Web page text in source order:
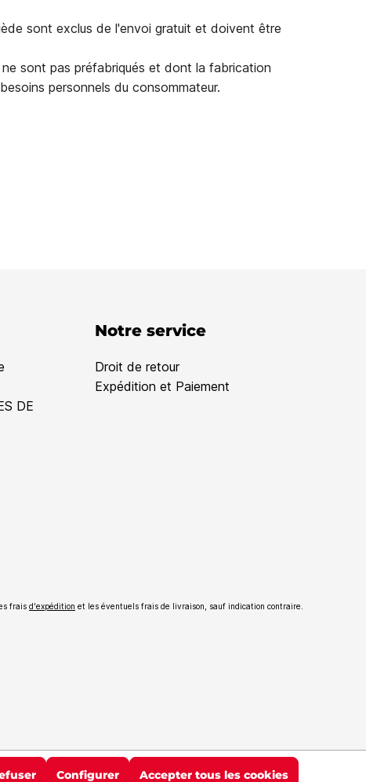
sont exclus de l'envoi gratuit et doivent être
sont pas préfabriqués et dont la fabrication
personnels du consommateur.
DE
Notre service
Droit de retour
Expédition et Paiement
frais d'expédition et les éventuels frais de livraison, sauf indication contraire.
Configurer Accepter tous les cookies